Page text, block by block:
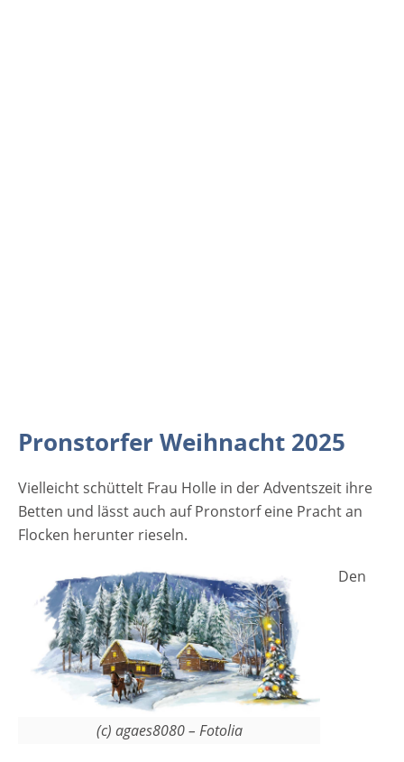
type="basic"] Anzeige Termine und
14.-16.11, 21.-23.11, 28.11.-30.11, 05.-07.12,
12.-14.12. 2025 Freitag · Samstag · Sonntag
von 11:00 – 18:00 Uhr Veranstaltungsort und
Kontakt Pronstorfer Weihnacht 2025
Gutshof…
Pronstorfer Weihnacht 2025
Vielleicht schüttelt Frau Holle in der Adventszeit ihre
Betten und lässt auch auf Pronstorf eine Pracht an
Flocken herunter rieseln.
(c) agaes8080 – Fotolia
Den